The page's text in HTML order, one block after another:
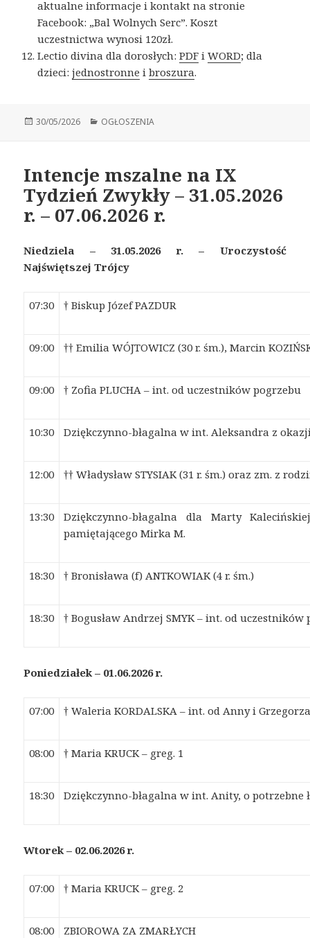
aktualne informacje i kontakt na stronie
Facebook: „Bal Wolnych Serc”. Koszt
uczestnictwa wynosi 120zł.
Lectio divina dla dorosłych:PDF iWORD; dla
dzieci:jednostronne ibroszura.
Opublikowano
30/05/2026 Kategorie
OGŁOSZENIA
Intencje mszalne na IX
Tydzień Zwykły – 31.05.2026
r. – 07.06.2026 r.
Niedziela – 31.05.2026r. – Uroczystość
Najświętszej Trójcy
07:30 † Biskup Józef PAZDUR
09:00 †† Emilia WÓJTOWICZ (30 r. śm.), Marcin
09:00 † Zofia PLUCHA – int. od uczestników pogrzebu
10:30 Dziękczynno-błagalna w int. Aleksandra z
12:00 †† Władysław STYSIAK (31 r. śm.) oraz zm. z
13:30 Dziękczynno-błagalna dla Marty Ka
pamiętającego MirkaM.
18:30 † Bronisława (f) ANTKOWIAK (4 r. śm.)
18:30 † Bogusław Andrzej SMYK – int. od uczestników
Poniedziałek – 01.06.2026 r.
07:00 † Waleria KORDALSKA – int. od Anny i Grzegorza
08:00 † Maria KRUCK – greg. 1
18:30 Dziękczynno-błagalna w int. Anity, o potrzebne
Wtorek – 02.06.2026 r.
07:00 † Maria KRUCK – greg. 2
08:00 ZBIOROWA ZA ZMARŁYCH